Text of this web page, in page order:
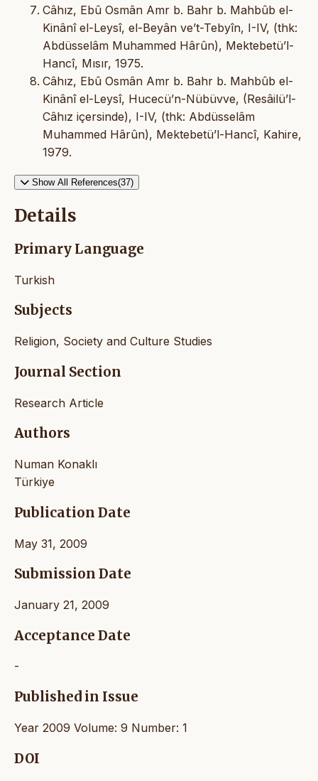
Câhız, Ebû Osmân Amr b. Bahr b. Mahbûb el-
Kinânî el-Leysî, el-Beyân ve’t-Tebyîn, I-IV, (thk:
Abdüsselâm Muhammed Hârûn), Mektebetü’l-
Hancî, Mısır, 1975.
Câhız, Ebû Osmân Amr b. Bahr b. Mahbûb el-
Kinânî el-Leysî, Hucecü’n-Nübüvve, (Resâilü’l-
Câhız içersinde), I-IV, (thk: Abdüsselâm
Muhammed Hârûn), Mektebetü’l-Hancî, Kahire,
1979.
Show All References(37)
Details
Primary Language
Turkish
Subjects
Religion, Society and Culture Studies
Journal Section
Research Article
Authors
Numan Konaklı
Türkiye
Publication Date
May 31, 2009
Submission Date
January 21, 2009
Acceptance Date
-
Published in Issue
Year 2009 Volume: 9 Number: 1
DOI